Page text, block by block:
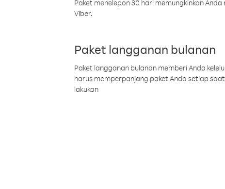
Paket menelepon 30 hari memungkinkan
Viber.
Paket langganan bulanan
Paket langganan bulanan memberi Anda
harus memperpanjang paket Anda setiap
lakukan